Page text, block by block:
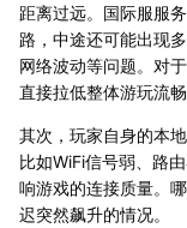
距离过远。国际服服
路，中途还可能出现
网络波动等问题。对
直接拉低整体游玩流畅
其次，玩家自身的本
比如WiFi信号弱、路
响游戏的连接质量。
迟突然飙升的情况。